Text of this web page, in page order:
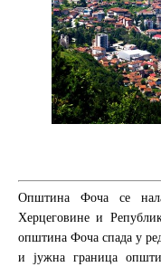
Општина Фоча се
Херцеговине и
општина Фоча спада у
и јужна граница